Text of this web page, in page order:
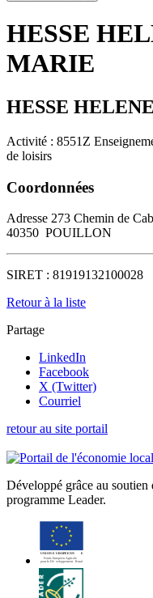
HESSE
MARIE
HESSE
Activité : 8551Z
de loisirs
Coordonnées
Adresse 273 Chemin de
40350 POUILLON
SIRET : 81919132100028
Retour à la liste
Partage
LinkedIn
Facebook
X (Twitter)
Courriel
retour au site portail
Développé grâce au
programme Leader.